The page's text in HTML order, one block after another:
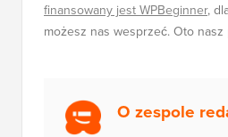
finansowany jest WPBeginner,
możesz nas wesprzeć. Oto nasz
O zespole